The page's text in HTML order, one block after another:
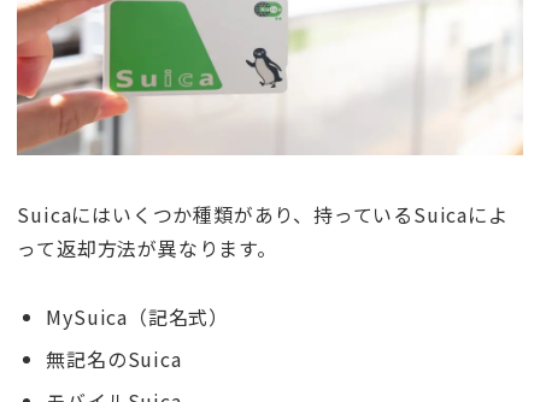
Suicaにはいくつか種類があり、持っているSuicaによ
って返却方法が異なります。
MySuica（記名式）
無記名のSuica